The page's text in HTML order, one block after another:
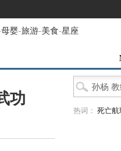
母婴-旅游-美食-星座
功
热词： 死亡航